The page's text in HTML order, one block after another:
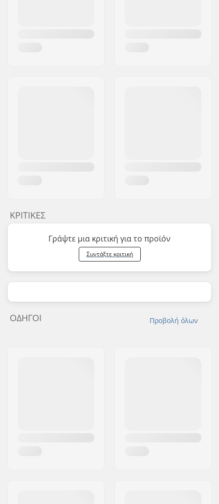
ΚΡΙΤΙΚΈΣ
Γράψτε μια κριτική για το προϊόν
Συντάξτε κριτική
Προβολή όλων
ΟΔΗΓΟΊ